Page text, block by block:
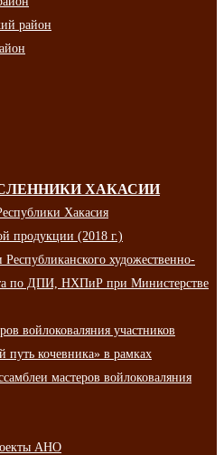
район
ХАКАСИИ
Хакасия
продукции (2018 г.)
художественно-
по ДПИ, НХПиР при Министерстве
войлоковаляния участников
путь кочевника» в рамках
мастеров войлоковаляния
АНО